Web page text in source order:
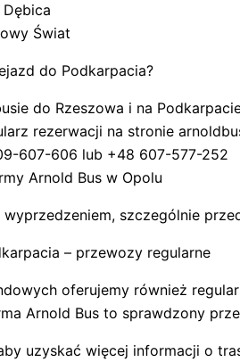
Dębica
Świat
do Podkarpacia?
do Rzeszowa i na
rezerwacji na stronie
607-606 lub +48 607-577-252
Arnold Bus w Opolu
szczególnie
– przewozy regularne
oferujemy również
Arnold Bus to sprawdzony
uzyskać więcej informacji o